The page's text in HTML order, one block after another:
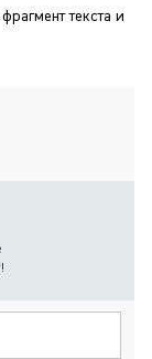
текста и